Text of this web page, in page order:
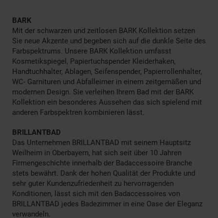
BARK
Mit der schwarzen und zeitlosen BARK Kollektion setzen
Sie neue Akzente und begeben sich auf die dunkle Seite des
Farbspektrums. Unsere BARK Kollektion umfasst
Kosmetikspiegel, Papiertuchspender Kleiderhaken,
Handtuchhalter, Ablagen, Seifenspender, Papierrollenhalter,
WC- Garnituren und Abfalleimer in einem zeitgemäßen und
modernen Design. Sie verleihen Ihrem Bad mit der BARK
Kollektion ein besonderes Aussehen das sich spielend mit
anderen Farbspektren kombinieren lässt.
BRILLANTBAD
Das Unternehmen BRILLANTBAD mit seinem Hauptsitz
Weilheim in Oberbayern, hat sich seit über 10 Jahren
Firmengeschichte innerhalb der Badaccessoire Branche
stets bewährt. Dank der hohen Qualität der Produkte und
sehr guter Kundenzufriedenheit zu hervorragenden
Konditionen, lässt sich mit den Badaccessoires von
BRILLANTBAD jedes Badezimmer in eine Oase der Eleganz
verwandeln.